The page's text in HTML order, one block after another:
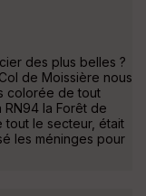
des plus belles ?
de Moissière nous
colorée de tout
la Forêt de
tout le secteur, était
les méninges pour